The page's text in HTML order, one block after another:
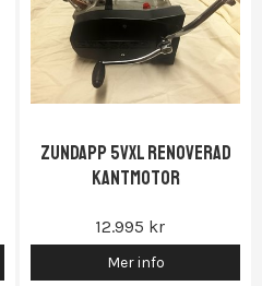
Zundapp 5vxl renoverad
kantmotor
12.995 kr
Mer info